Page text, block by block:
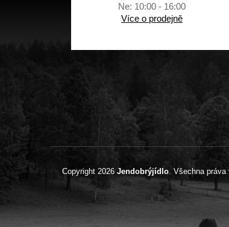
Ne: 10:00 - 16:00
Více o prodejně
Copyright 2026 Jendobrýjídlo. Všechna práva